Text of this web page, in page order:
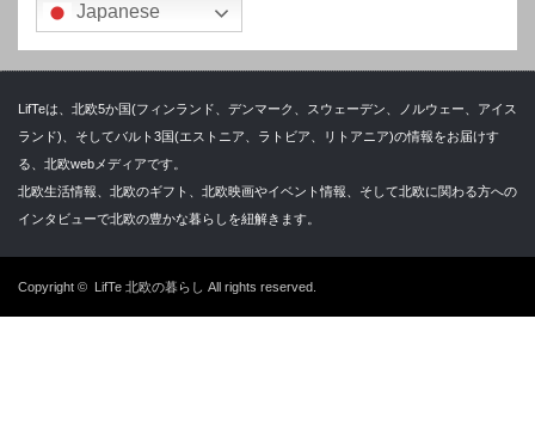
Japanese
LifTeは、北欧5か国(フィンランド、デンマーク、スウェーデン、ノルウェー、アイス
ランド)、そしてバルト3国(エストニア、ラトビア、リトアニア)の情報をお届けす
る、北欧webメディアです。
北欧生活情報、北欧のギフト、北欧映画やイベント情報、そして北欧に関わる方への
インタビューで北欧の豊かな暮らしを紐解きます。
Copyright © LifTe 北欧の暮らし All rights reserved.